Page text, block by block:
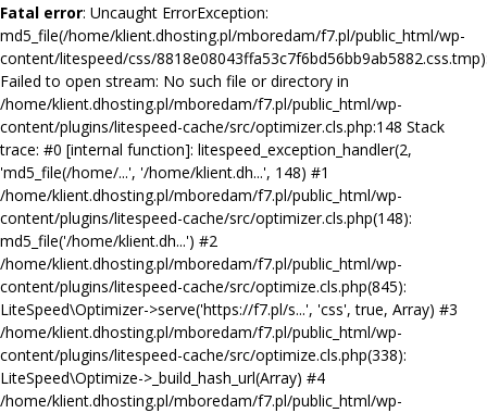
Fatal error: Uncaught ErrorException:
md5_file(/home/klient.dhosting.pl/mboredam/f7.pl/public_html/wp-
content/litespeed/css/
Failed to open stream: No such file or directory in
/home/klient.dhosting.pl/mboredam/f7.pl/public_html/wp-
content/plugins/litespeed-cache/src/optimizer.cls.php:148 Stack
trace: #0 [internal function]: litespeed_exception_handler(2,
'md5_file(/home/...', '/home/klient.dh...', 148) #1
/home/klient.dhosting.pl/mboredam/f7.pl/public_html/wp-
content/plugins/litespeed-cache/src/optimizer.cls.php(148):
md5_file('/home/klient.dh...') #2
/home/klient.dhosting.pl/mboredam/f7.pl/public_html/wp-
content/plugins/litespeed-cache/src/optimize.cls.php(845):
LiteSpeed\Optimizer->serve('https://f7.pl/s...', 'css', true, Array) #3
/home/klient.dhosting.pl/mboredam/f7.pl/public_html/wp-
content/plugins/litespeed-cache/src/optimize.cls.php(338):
LiteSpeed\Optimize->_build_hash_url(Array) #4
/home/klient.dhosting.pl/mboredam/f7.pl/public_html/wp-